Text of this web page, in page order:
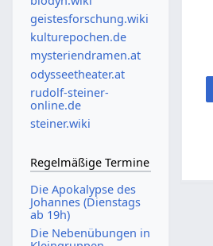
geistesforschung.wiki
kulturepochen.de
mysteriendramen.at
odysseetheater.at
rudolf-steiner-
online.de
steiner.wiki
Regelmäßige Termine
Die Apokalypse des
Johannes (Dienstags
ab 19h)
Die Nebenübungen in